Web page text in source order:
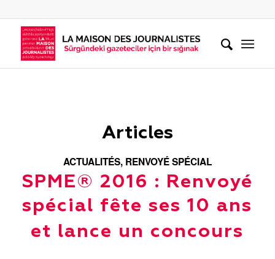
Articles
ACTUALITÉS, RENVOYÉ SPÉCIAL
SPME® 2016 : Renvoyé
spécial fête ses 10 ans
et lance un concours